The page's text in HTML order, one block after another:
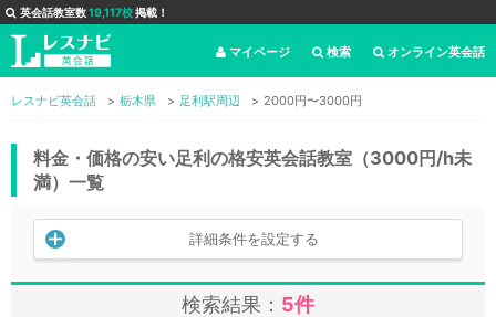
英会話教室数19,117校掲載！
オンライン英会話
検索
マイページ
レスナビ英会話 栃木県 足利駅周辺 2000円〜3000円
料金・価格の安い足利の格安英会話教室（3000円/h未
満）一覧
詳細条件を設定する
検索結果： 5件